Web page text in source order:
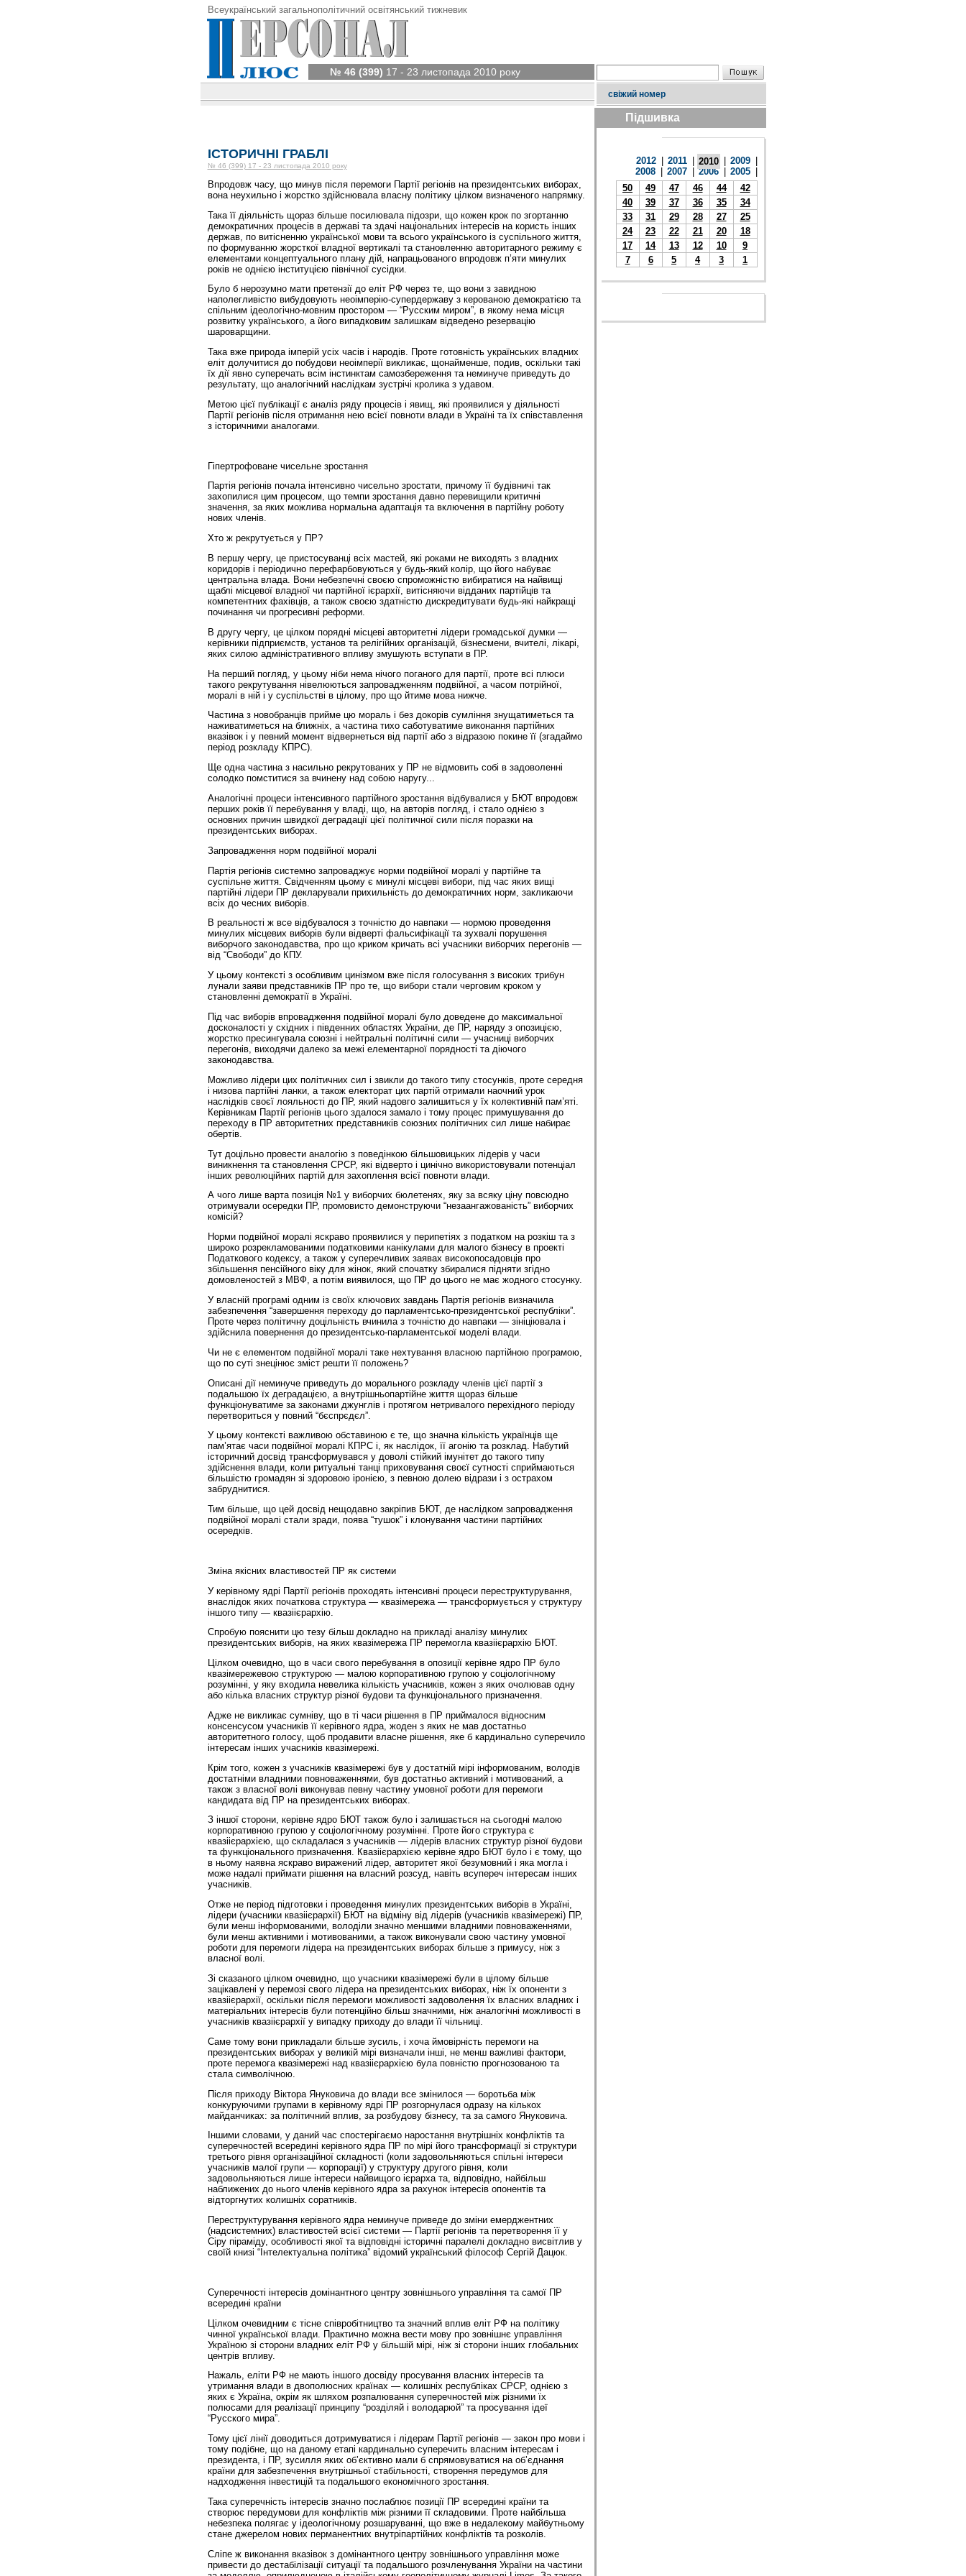
Всеукраїнський загальнополітичний освітянський тижневик
№ 46 (399) 17 - 23 листопада 2010 року
свіжий номер
ІСТОРИЧНІ ГРАБЛІ
№ 46 (399) 17 - 23 листопада 2010 року
Впродовж часу, що минув після перемоги Партії регіонів на президентських виборах,
вона неухильно і жорстко здійснювала власну політику цілком визначеного напрямку.
Така її діяльність щораз більше посилювала підозри, що кожен крок по згортанню
демократичних процесів в державі та здачі національних інтересів на користь інших
держав, по витісненню української мови та всього українського із суспільного життя,
по формуванню жорсткої владної вертикалі та становленню авторитарного режиму є
елементами концептуального плану дій, напрацьованого впродовж п’яти минулих
років не однією інституцією північної сусідки.
Було б нерозумно мати претензії до еліт РФ через те, що вони з завидною
наполегливістю вибудовують неоімперію-супердержаву з керованою демократією та
спільним ідеологічно-мовним простором — “Русским миром”, в якому нема місця
розвитку українського, а його випадковим залишкам відведено резервацію
шароварщини.
Така вже природа імперій усіх часів і народів. Проте готовність українських владних
еліт долучитися до побудови неоімперії викликає, щонайменше, подив, оскільки такі
їх дії явно суперечать всім інстинктам самозбереження та неминуче приведуть до
результату, що аналогічний наслідкам зустрічі кролика з удавом.
Метою цієї публікації є аналіз ряду процесів і явищ, які проявилися у діяльності
Партії регіонів після отримання нею всієї повноти влади в Україні та їх співставлення
з історичними аналогами.
Гіпертрофоване чисельне зростання
Партія регіонів почала інтенсивно чисельно зростати, причому її будівничі так
захопилися цим процесом, що темпи зростання давно перевищили критичні
значення, за яких можлива нормальна адаптація та включення в партійну роботу
нових членів.
Хто ж рекрутується у ПР?
В першу чергу, це пристосуванці всіх мастей, які роками не виходять з владних
коридорів і періодично перефарбовуються у будь-який колір, що його набуває
центральна влада. Вони небезпечні своєю спроможністю вибиратися на найвищі
щаблі місцевої владної чи партійної ієрархії, витісняючи відданих партійців та
компетентних фахівців, а також своєю здатністю дискредитувати будь-які найкращі
починання чи прогресивні реформи.
В другу чергу, це цілком порядні місцеві авторитетні лідери громадської думки —
керівники підприємств, установ та релігійних організацій, бізнесмени, вчителі, лікарі,
яких силою адміністративного впливу змушують вступати в ПР.
На перший погляд, у цьому ніби нема нічого поганого для партії, проте всі плюси
такого рекрутування нівелюються запровадженням подвійної, а часом потрійної,
моралі в ній і у суспільстві в цілому, про що йтиме мова нижче.
Частина з новобранців прийме цю мораль і без докорів сумління знущатиметься та
наживатиметься на ближніх, а частина тихо саботуватиме виконання партійних
вказівок і у певний момент відвернеться від партії або з відразою покине її (згадаймо
період розкладу КПРС).
Ще одна частина з насильно рекрутованих у ПР не відмовить собі в задоволенні
солодко помститися за вчинену над собою наругу...
Аналогічні процеси інтенсивного партійного зростання відбувалися у БЮТ впродовж
перших років її перебування у владі, що, на авторів погляд, і стало однією з
основних причин швидкої деградації цієї політичної сили після поразки на
президентських виборах.
Запровадження норм подвійної моралі
Партія регіонів системно запроваджує норми подвійної моралі у партійне та
суспільне життя. Свідченням цьому є минулі місцеві вибори, під час яких вищі
партійні лідери ПР декларували прихильність до демократичних норм, закликаючи
всіх до чесних виборів.
В реальності ж все відбувалося з точністю до навпаки — нормою проведення
минулих місцевих виборів були відверті фальсифікації та зухвалі порушення
виборчого законодавства, про що криком кричать всі учасники виборчих перегонів —
від “Свободи” до КПУ.
У цьому контексті з особливим цинізмом вже після голосування з високих трибун
лунали заяви представників ПР про те, що вибори стали черговим кроком у
становленні демократії в Україні.
Під час виборів впровадження подвійної моралі було доведене до максимальної
досконалості у східних і південних областях України, де ПР, наряду з опозицією,
жорстко пресингувала союзні і нейтральні політичні сили — учасниці виборчих
перегонів, виходячи далеко за межі елементарної порядності та діючого
законодавства.
Можливо лідери цих політичних сил і звикли до такого типу стосунків, проте середня
і низова партійні ланки, а також електорат цих партій отримали наочний урок
наслідків своєї лояльності до ПР, який надовго залишиться у їх колективній пам’яті.
Керівникам Партії регіонів цього здалося замало і тому процес примушування до
переходу в ПР авторитетних представників союзних політичних сил лише набирає
обертів.
Тут доцільно провести аналогію з поведінкою більшовицьких лідерів у часи
виникнення та становлення СРСР, які відверто і цинічно використовували потенціал
інших революційних партій для захоплення всієї повноти влади.
А чого лише варта позиція №1 у виборчих бюлетенях, яку за всяку ціну повсюдно
отримували осередки ПР, промовисто демонструючи “незаангажованість” виборчих
комісій?
Норми подвійної моралі яскраво проявилися у перипетіях з податком на розкіш та з
широко розрекламованими податковими канікулами для малого бізнесу в проекті
Податкового кодексу, а також у суперечливих заявах високопосадовців про
збільшення пенсійного віку для жінок, який спочатку збиралися підняти згідно
домовленостей з МВФ, а потім виявилося, що ПР до цього не має жодного стосунку.
У власній програмі одним із своїх ключових завдань Партія регіонів визначила
забезпечення “завершення переходу до парламентсько-президентської республіки”.
Проте через політичну доцільність вчинила з точністю до навпаки — зініціювала і
здійснила повернення до президентсько-парламентської моделі влади.
Чи не є елементом подвійної моралі таке нехтування власною партійною програмою,
що по суті знецінює зміст решти її положень?
Описані дії неминуче приведуть до морального розкладу членів цієї партії з
подальшою їх деградацією, а внутрішньопартійне життя щораз більше
функціонуватиме за законами джунглів і протягом нетривалого перехідного періоду
перетвориться у повний “бєспрєдєл”.
У цьому контексті важливою обставиною є те, що значна кількість українців ще
пам’ятає часи подвійної моралі КПРС і, як наслідок, її агонію та розклад. Набутий
історичний досвід трансформувався у доволі стійкий імунітет до такого типу
здійснення влади, коли ритуальні танці приховування своєї сутності сприймаються
більшістю громадян зі здоровою іронією, з певною долею відрази і з острахом
забруднитися.
Тим більше, що цей досвід нещодавно закріпив БЮТ, де наслідком запровадження
подвійної моралі стали зради, поява “тушок” і клонування частини партійних
осередків.
Зміна якісних властивостей ПР як системи
У керівному ядрі Партії регіонів проходять інтенсивні процеси переструктурування,
внаслідок яких початкова структура — квазімережа — трансформується у структуру
іншого типу — квазіієрархію.
Спробую пояснити цю тезу більш докладно на прикладі аналізу минулих
президентських виборів, на яких квазімережа ПР перемогла квазіієрархію БЮТ.
Цілком очевидно, що в часи свого перебування в опозиції керівне ядро ПР було
квазімережевою структурою — малою корпоративною групою у соціологічному
розумінні, у яку входила невелика кількість учасників, кожен з яких очолював одну
або кілька власних структур різної будови та функціонального призначення.
Адже не викликає сумніву, що в ті часи рішення в ПР приймалося відносним
консенсусом учасників її керівного ядра, жоден з яких не мав достатньо
авторитетного голосу, щоб продавити власне рішення, яке б кардинально суперечило
інтересам інших учасників квазімережі.
Крім того, кожен з учасників квазімережі був у достатній мірі інформованим, володів
достатніми владними повноваженнями, був достатньо активний і мотивований, а
також з власної волі виконував певну частину умовної роботи для перемоги
кандидата від ПР на президентських виборах.
З іншої сторони, керівне ядро БЮТ також було і залишається на сьогодні малою
корпоративною групою у соціологічному розумінні. Проте його структура є
квазіієрархією, що складалася з учасників — лідерів власних структур різної будови
та функціонального призначення. Квазіієрархією керівне ядро БЮТ було і є тому, що
в ньому наявна яскраво виражений лідер, авторитет якої безумовний і яка могла і
може надалі приймати рішення на власний розсуд, навіть всупереч інтересам інших
учасників.
Отже не період підготовки і проведення минулих президентських виборів в Україні,
лідери (учасники квазіієрархії) БЮТ на відміну від лідерів (учасників квазімережі) ПР,
були менш інформованими, володіли значно меншими владними повноваженнями,
були менш активними і мотивованими, а також виконували свою частину умовної
роботи для перемоги лідера на президентських виборах більше з примусу, ніж з
власної волі.
Зі сказаного цілком очевидно, що учасники квазімережі були в цілому більше
зацікавлені у перемозі свого лідера на президентських виборах, ніж їх опоненти з
квазіієрархії, оскільки після перемоги можливості задоволення їх власних владних і
матеріальних інтересів були потенційно більш значними, ніж аналогічні можливості в
учасників квазіієрархії у випадку приходу до влади її чільниці.
Саме тому вони прикладали більше зусиль, і хоча ймовірність перемоги на
президентських виборах у великій мірі визначали інші, не менш важливі фактори,
проте перемога квазімережі над квазіієрархією була повністю прогнозованою та
стала символічною.
Після приходу Віктора Януковича до влади все змінилося — боротьба між
конкуруючими групами в керівному ядрі ПР розгорнулася одразу на кількох
майданчиках: за політичний вплив, за розбудову бізнесу, та за самого Януковича.
Іншими словами, у даний час спостерігаємо наростання внутрішніх конфліктів та
суперечностей всередині керівного ядра ПР по мірі його трансформації зі структури
третього рівня організаційної складності (коли задовольняються спільні інтереси
учасників малої групи — корпорації) у структуру другого рівня, коли
задовольняються лише інтереси найвищого ієрарха та, відповідно, найбільш
наближених до нього членів керівного ядра за рахунок інтересів опонентів та
відторгнутих колишніх соратників.
Переструктурування керівного ядра неминуче приведе до зміни емерджентних
(надсистемних) властивостей всієї системи — Партії регіонів та перетворення її у
Сіру піраміду, особливості якої та відповідні історичні паралелі докладно висвітлив у
своїй книзі “Інтелектуальна політика” відомий український філософ Сергій Дацюк.
Суперечності інтересів домінантного центру зовнішнього управління та самої ПР
всередині країни
Цілком очевидним є тісне співробітництво та значний вплив еліт РФ на політику
чинної української влади. Практично можна вести мову про зовнішнє управління
Україною зі сторони владних еліт РФ у більшій мірі, ніж зі сторони інших глобальних
центрів впливу.
Нажаль, еліти РФ не мають іншого досвіду просування власних інтересів та
утримання влади в двополюсних країнах — колишніх республіках СРСР, однією з
яких є Україна, окрім як шляхом розпалювання суперечностей між різними їх
полюсами для реалізації принципу “розділяй і володарюй” та просування ідеї
“Русского мира”.
Тому цієї лінії доводиться дотримуватися і лідерам Партії регіонів — закон про мови і
тому подібне, що на даному етапі кардинально суперечить власним інтересам і
президента, і ПР, зусилля яких об’єктивно мали б спрямовуватися на об’єднання
країни для забезпечення внутрішньої стабільності, створення передумов для
надходження інвестицій та подальшого економічного зростання.
Така суперечність інтересів значно послаблює позиції ПР всередині країни та
створює передумови для конфліктів між різними її складовими. Проте найбільша
небезпека полягає у ідеологічному розшаруванні, що вже в недалекому майбутньому
стане джерелом нових перманентних внутріпартійних конфліктів та розколів.
Сліпе ж виконання вказівок з домінантного центру зовнішнього управління може
привести до дестабілізації ситуації та подальшого розчленування України на частини
Підшивка
2012 2011 2010 2009
2008
2007 2006 2005
50
49 47 46 44
42
40
39 37 36 35
34
33
31 29 28 27
25
24
23 22 21 20
18
17
14 13 12 10
9
7
6 5 4 3 1